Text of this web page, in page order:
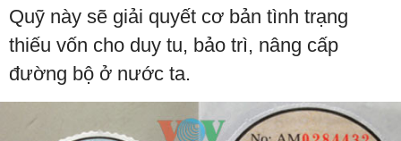
Quỹ này sẽ giải quyết cơ bản tình trạng
thiếu vốn cho duy tu, bảo trì, nâng cấp
đường bộ ở nước ta.